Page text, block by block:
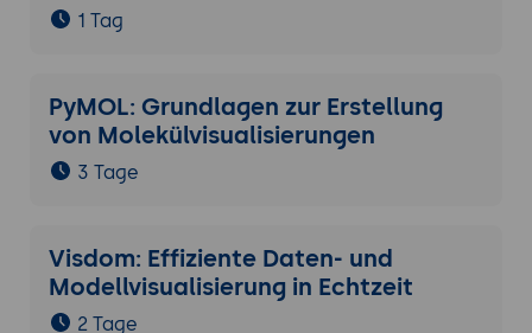
1 Tag
PyMOL: Grundlagen zur Erstellung
von Molekülvisualisierungen
3 Tage
Visdom: Effiziente Daten- und
Modellvisualisierung in Echtzeit
2 Tage